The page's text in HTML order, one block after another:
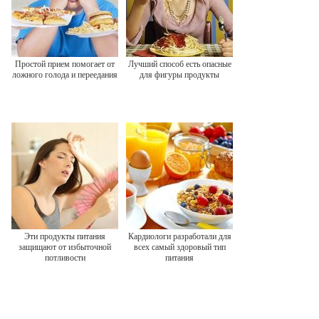
Простой прием помогает от
ложного голода и переедания
Лучший способ есть опасные
для фигуры продукты
Эти продукты питания
защищают от избыточной
потливости
Кардиологи разработали для
всех самый здоровый тип
питания